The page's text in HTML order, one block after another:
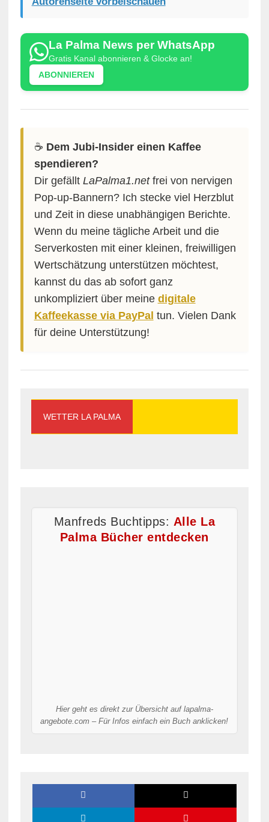
La Palma News per WhatsApp
Gratis Kanal abonnieren & Glocke an!
ABONNIEREN
☕️ Dem Jubi-Insider einen Kaffee
spendieren?
Dir gefällt LaPalma1.netfrei von nervigen
Pop-up-Bannern? Ich stecke viel Herzblut
und Zeit in diese unabhängigen Berichte.
Wenn du meine tägliche Arbeit und die
Serverkosten mit einer kleinen, freiwilligen
Wertschätzung unterstützen möchtest,
kannst du das ab sofort ganz
unkompliziert über meine digitale
Kaffeekasse via PayPal tun. Vielen Dank
für deine Unterstützung!
WETTER LA PALMA
Manfreds Buchtipps: Alle La
Palma Bücher entdecken
Hier geht es direkt zur Übersicht auf lapalma-
angebote.com – Für Infos einfach ein Buch anklicken!